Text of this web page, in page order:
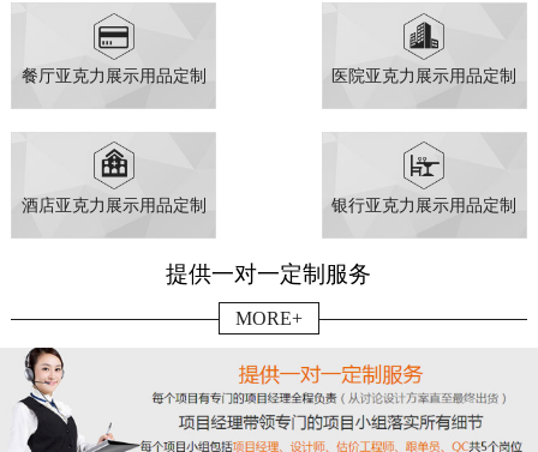
餐厅亚克力展示用品定制 医院亚克力展示用品定制
酒店亚克力展示用品定制 银行亚克力展示用品定制
提供一对一定制服务
MORE+